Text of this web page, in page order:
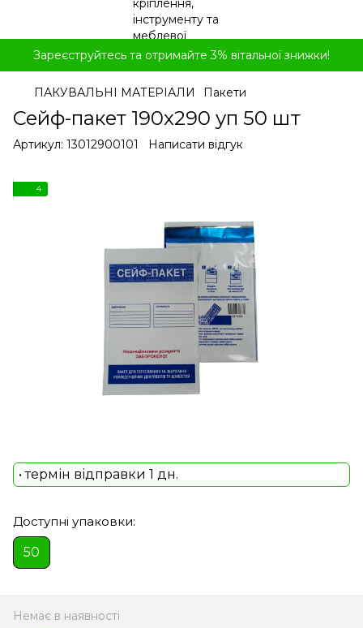
Зареєструйтесь та отримайте 3% вітальної знижки!
ПАКУВАЛЬНІ МАТЕРІАЛИ Пакети
Сейф-пакет 190x290 уп 50 шт
Артикул: 13012900101 Написати відгук
4
• термін відправки 1 дн.
Доступні упаковки:
50
Немає в наявності